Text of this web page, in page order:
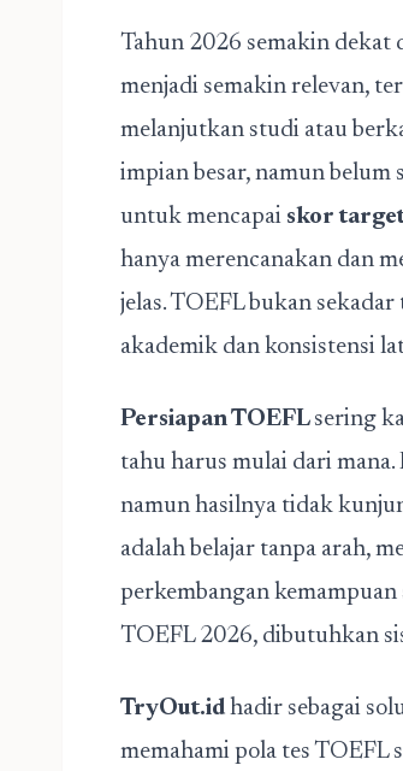
Tahun 2026 semakin
menjadi semakin relevan,
melanjutkan studi atau
impian besar, namun belum
untuk mencapai skor
hanya merencanakan dan
jelas. TOEFL bukan
akademik dan konsistensi
Persiapan TOEFLsering
tahu harus mulai dari mana.
namun hasilnya tidak
adalah belajar tanpa arah,
perkembangan
TOEFL 2026, dibutuhkan
TryOut.id hadir sebagai
memahami pola tes TOEFL